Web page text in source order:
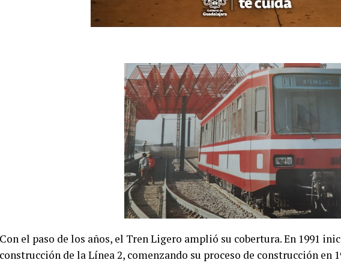
Con el paso de los años, el Tren Ligero amplió su cobertura. En 1991
construcción de la Línea 2, comenzando su proceso de construcción en